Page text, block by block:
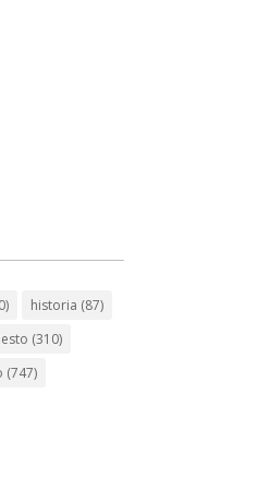
historia (87)
(310)
(747)